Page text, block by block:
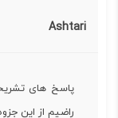
Ashtari
پاسخ های
راضیم از این